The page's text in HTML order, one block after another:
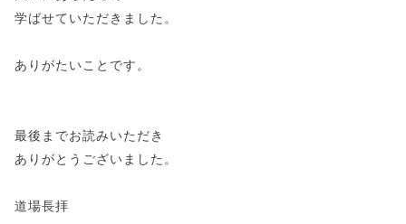
学ばせていただきました。
ありがたいことです。
最後までお読みいただき
ありがとうございました。
道場長拝